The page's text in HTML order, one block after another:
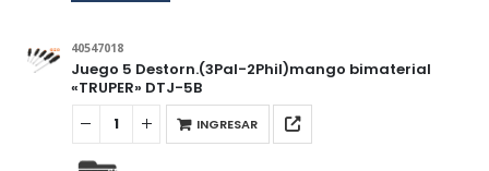
40547018
Juego 5 Destorn.(3Pal-2Phil)mango bimaterial
«TRUPER» DTJ-5B
INGRESAR